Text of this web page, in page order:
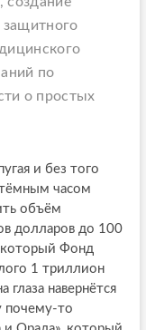
защитного
по
о простых
и без того
часом
объём
долларов до 100
Фонд
1 триллион
глаза навернётся
почему-то